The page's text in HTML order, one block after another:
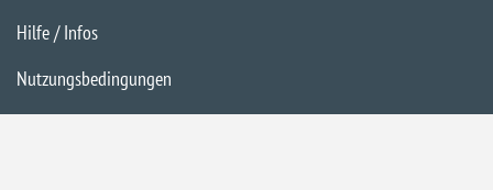
Hilfe / Infos
Nutzungsbedingungen